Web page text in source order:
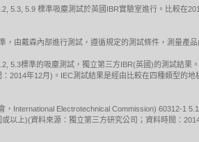
5.3, 5.9 標準吸塵測試於英國IBR實驗室進行。比較在
，由戴森內部進行測試，遵循規定的測試條件，測量產
5.3標準的吸塵測試，獨立第三方IBR(英國)的測試結
2014年12月)。IEC測試結果是經由比較在四種類型的
，International Electrotechnical Commission) 60312-1
以上)(資料來源：獨立第三方研究公司；資料時間：